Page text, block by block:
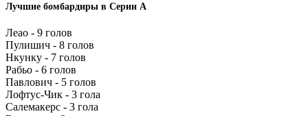
Лучшие бомбардиры в Серии А
Леао - 9 голов
Пулишич - 8 голов
Нкунку - 7 голов
Рабьо - 6 голов
Павлович - 5 голов
Лофтус-Чик - 3 гола
Салемакерс - 3 гола